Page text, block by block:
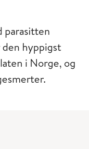
parasitten
den hyppigst
i Norge, og